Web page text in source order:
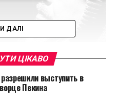
ДАЛІ
ЦІКАВО
выступить в
Пекина